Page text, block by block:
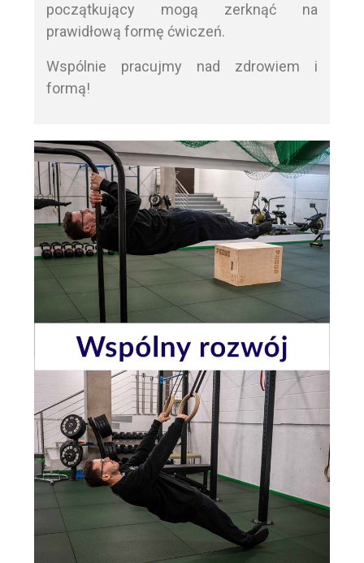
początkujący mogą zerknąć na
prawidłową formę ćwiczeń.
Wspólnie pracujmy nad zdrowiem i
formą!